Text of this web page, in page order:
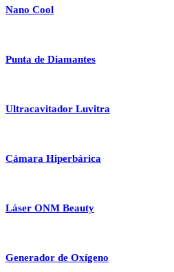
Nano Cool
Punta de Diamantes
Ultracavitador Luvitra
Cámara Hiperbárica
Láser ONM Beauty
Generador de Oxígeno